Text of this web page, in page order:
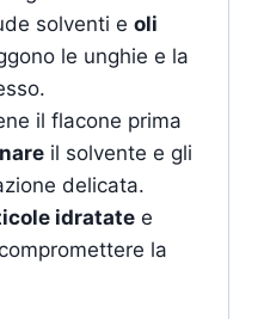
solventi e oli
le unghie e la
il flacone prima
il solvente e gli
delicata.
idratatee
la